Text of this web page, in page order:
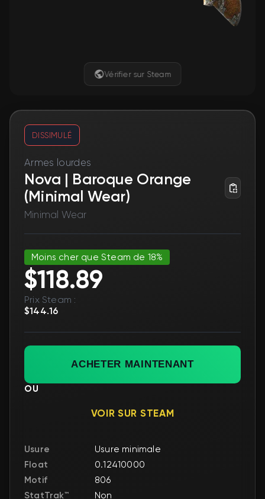
Vérifier sur Steam
DISSIMULÉ
Armes lourdes
Nova | Baroque Orange
(Minimal Wear)
Minimal Wear
Moins cher que Steam de 18%
$118.89
Prix Steam :
$144.16
ACHETER MAINTENANT
OU
VOIR SUR STEAM
Usure
Usure minimale
Float
0.12410000
Motif
806
StatTrak™
Non